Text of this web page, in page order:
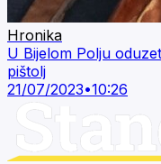
Hronika
U Bijelom Polju
pištolj
21/07/2023•10:26